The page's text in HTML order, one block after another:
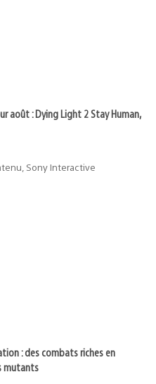
août : Dying Light 2 Stay Human,
Sony Interactive
: des combats riches en
mutants